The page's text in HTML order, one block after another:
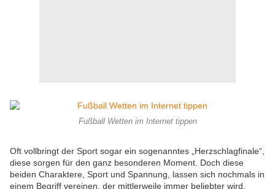
Fußball Wetten im Internet tippen
Oft vollbringt der Sport sogar ein sogenanntes „Herzschlagfinale“,
diese sorgen für den ganz besonderen Moment. Doch diese
beiden Charaktere, Sport und Spannung, lassen sich nochmals in
einem Begriff vereinen, der mittlerweile immer beliebter wird.